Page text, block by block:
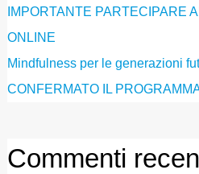
IMPORTANTE PARTECIPARE
ONLINE
Mindfulness per le generazioni
CONFERMATO IL
Commenti